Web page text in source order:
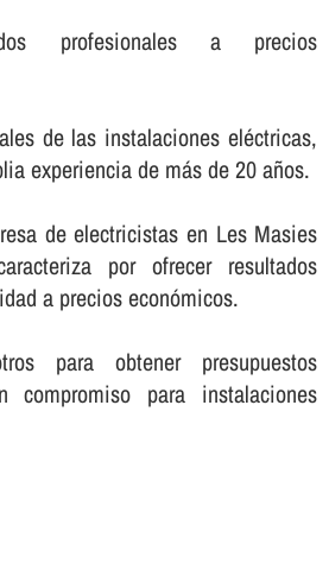
profesionales a precios
de las instalaciones eléctricas,
experiencia de más de 20 años.
de electricistas en Les Masies
por ofrecer resultados
a precios económicos.
para obtener presupuestos
compromiso para instalaciones